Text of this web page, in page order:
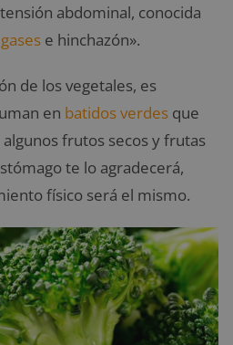
abdominal, conocida
gases e hinchazón».
de los vegetales, es
en batidos verdes que
frutos secos y frutas
te lo agradecerá,
físico será el mismo.